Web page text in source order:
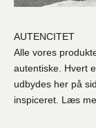
AUTENCITET
Alle vores
autentiske. Hvert
udbydes her på
inspiceret. Læs